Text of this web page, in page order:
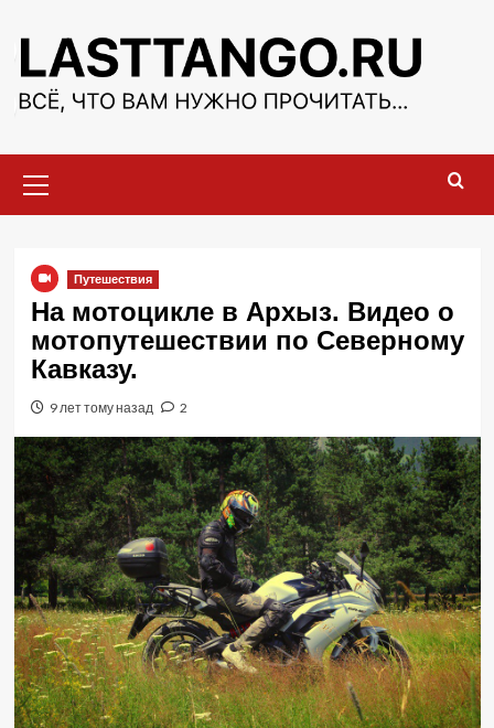
содержимому
меню
Путешествия
На мотоцикле в Архыз. Видео о
мотопутешествии по Северному
Кавказу.
9 лет тому назад 2